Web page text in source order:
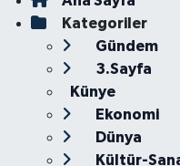
Kategoriler
Gündem
3.Sayfa
Künye
Ekonomi
Dünya
Kültür-